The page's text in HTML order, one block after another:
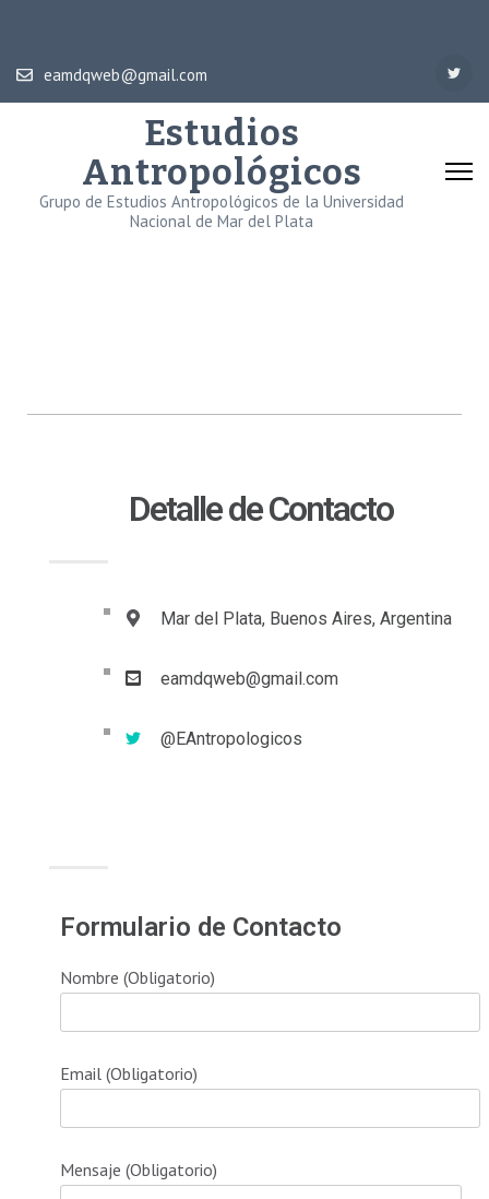
eamdqweb@gmail.com
Estudios
Antropológicos
Grupo de Estudios Antropológicos de la Universidad
Nacional de Mar del Plata
Detalle de Contacto
Mar del Plata, Buenos Aires, Argentina
eamdqweb@gmail.com
@EAntropologicos
Formulario de Contacto​
Nombre (Obligatorio)
Email (Obligatorio)
Mensaje (Obligatorio)